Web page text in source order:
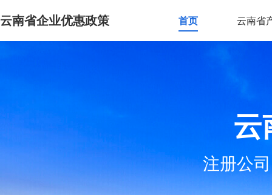
云南省企业优惠政策 首页 云南省
云
注册公